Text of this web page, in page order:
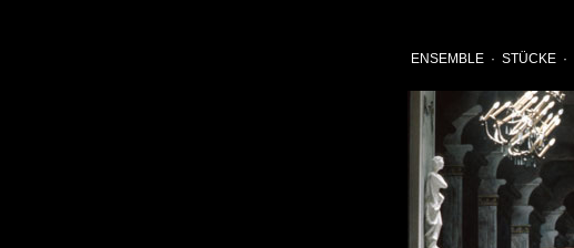
ENSEMBLE· STÜCKE·